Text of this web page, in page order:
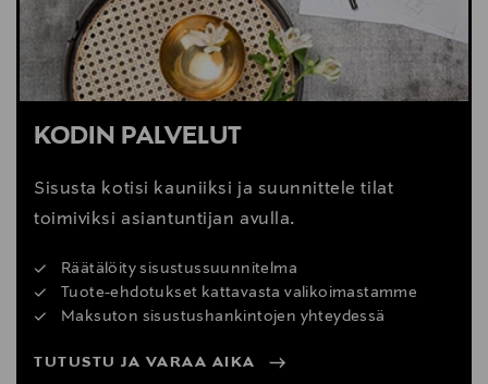
KODIN PALVELUT
Sisusta kotisi kauniiksi ja suunnittele tilat
toimiviksi asiantuntijan avulla.
Räätälöity sisustussuunnitelma
Tuote-ehdotukset kattavasta valikoimastamme
Maksuton sisustushankintojen yhteydessä
TUTUSTU JA VARAA AIKA